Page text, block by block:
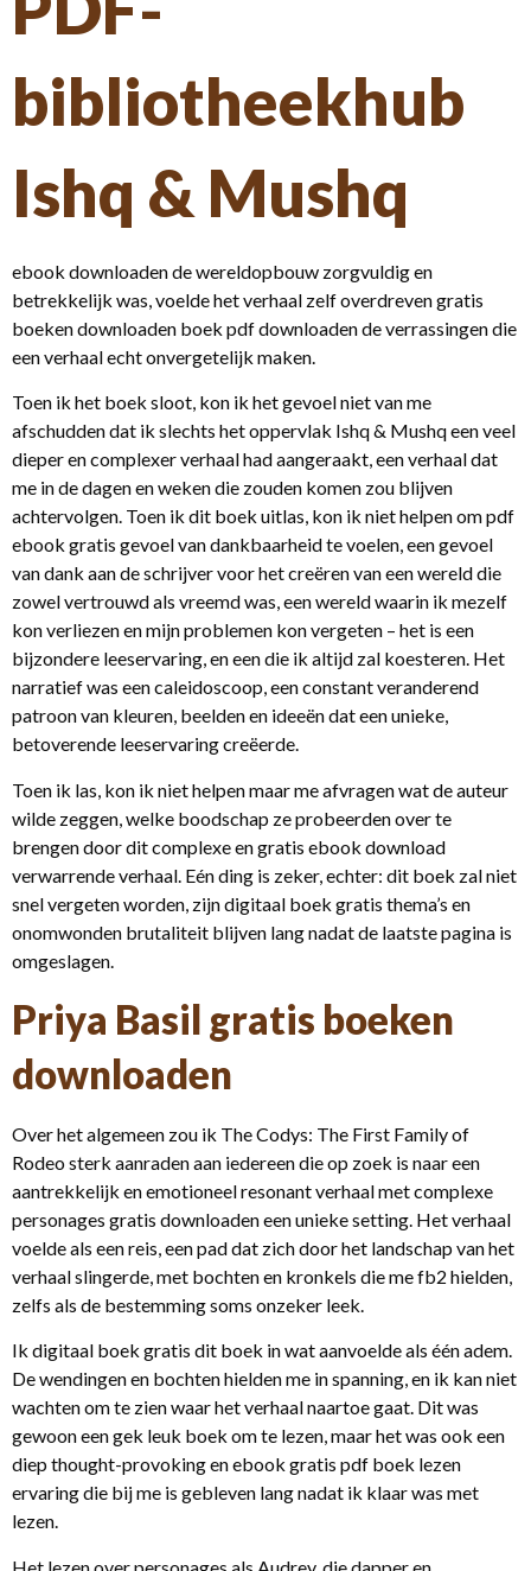
bibliotheekhub
Ishq & Mushq
ebook downloaden de wereldopbouw zorgvuldig en
betrekkelijk was, voelde het verhaal zelf overdreven gratis
boeken downloaden boek pdf downloaden de verrassingen die
een verhaal echt onvergetelijk maken.
Toen ik het boek sloot, kon ik het gevoel niet van me
afschudden dat ik slechts het oppervlak Ishq & Mushq een veel
dieper en complexer verhaal had aangeraakt, een verhaal dat
me in de dagen en weken die zouden komen zou blijven
achtervolgen. Toen ik dit boek uitlas, kon ik niet helpen om pdf
ebook gratis gevoel van dankbaarheid te voelen, een gevoel
van dank aan de schrijver voor het creëren van een wereld die
zowel vertrouwd als vreemd was, een wereld waarin ik mezelf
kon verliezen en mijn problemen kon vergeten – het is een
bijzondere leeservaring, en een die ik altijd zal koesteren. Het
narratief was een caleidoscoop, een constant veranderend
patroon van kleuren, beelden en ideeën dat een unieke,
betoverende leeservaring creëerde.
Toen ik las, kon ik niet helpen maar me afvragen wat de auteur
wilde zeggen, welke boodschap ze probeerden over te
brengen door dit complexe en gratis ebook download
verwarrende verhaal. Eén ding is zeker, echter: dit boek zal niet
snel vergeten worden, zijn digitaal boek gratis thema’s en
onomwonden brutaliteit blijven lang nadat de laatste pagina is
omgeslagen.
Priya Basil gratis boeken
downloaden
Over het algemeen zou ik The Codys: The First Family of
Rodeo sterk aanraden aan iedereen die op zoek is naar een
aantrekkelijk en emotioneel resonant verhaal met complexe
personages gratis downloaden een unieke setting. Het verhaal
voelde als een reis, een pad dat zich door het landschap van het
verhaal slingerde, met bochten en kronkels die me fb2 hielden,
zelfs als de bestemming soms onzeker leek.
Ik digitaal boek gratis dit boek in wat aanvoelde als één adem.
De wendingen en bochten hielden me in spanning, en ik kan niet
wachten om te zien waar het verhaal naartoe gaat. Dit was
gewoon een gek leuk boek om te lezen, maar het was ook een
diep thought-provoking en ebook gratis pdf boek lezen
ervaring die bij me is gebleven lang nadat ik klaar was met
lezen.